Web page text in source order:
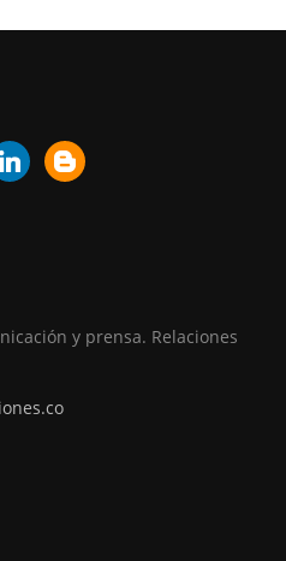
y prensa. Relaciones